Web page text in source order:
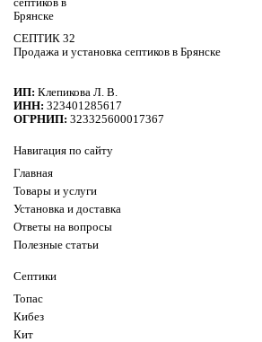
СЕПТИК 32
Продажа и установка септиков в Брянске
ИП: Клепикова Л. В.
ИНН: 323401285617
ОГРНИП: 323325600017367
Навигация по сайту
Главная
Товары и услуги
Установка и доставка
Ответы на вопросы
Полезные статьи
Септики
Топас
Кибез
Кит